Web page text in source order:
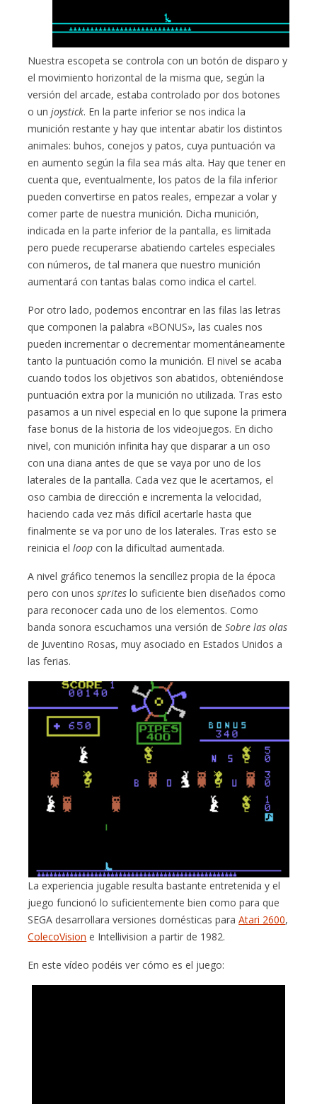
Nuestra escopeta se controla con un botón de disparo y
el movimiento horizontal de la misma que, según la
versión del arcade, estaba controlado por dos botones
o unjoystick. En la parte inferior se nos indica la
munición restante y hay que intentar abatir los distintos
animales: buhos, conejos y patos, cuya puntuación va
en aumento según la fila sea más alta. Hay que tener en
cuenta que, eventualmente, los patos de la fila inferior
pueden convertirse en patos reales, empezar a volar y
comer parte de nuestra munición. Dicha munición,
indicada en la parte inferior de la pantalla, es limitada
pero puede recuperarse abatiendo carteles especiales
con números, de tal manera que nuestro munición
aumentará con tantas balas como indica el cartel.
Por otro lado, podemos encontrar en las filas las letras
que componen la palabra «BONUS», las cuales nos
pueden incrementar o decrementar momentáneamente
tanto la puntuación como la munición. El nivel se acaba
cuando todos los objetivos son abatidos, obteniéndose
puntuación extra por la munición no utilizada. Tras esto
pasamos a un nivel especial en lo que supone la primera
fase bonus de la historia de los videojuegos. En dicho
nivel, con munición infinita hay que disparar a un oso
con una diana antes de que se vaya por uno de los
laterales de la pantalla. Cada vez que le acertamos, el
oso cambia de dirección e incrementa la velocidad,
haciendo cada vez más difícil acertarle hasta que
finalmente se va por uno de los laterales. Tras esto se
reinicia elloop con la dificultad aumentada.
A nivel gráfico tenemos la sencillez propia de la época
pero con unossprites lo suficiente bien diseñados como
para reconocer cada uno de los elementos. Como
banda sonora escuchamos una versión deSobre las olas
de Juventino Rosas, muy asociado en Estados Unidos a
las ferias.
La experiencia jugable resulta bastante entretenida y el
juego funcionó lo suficientemente bien como para que
SEGA desarrollara versiones domésticas paraAtari 2600,
ColecoVision e Intellivision a partir de 1982.
En este vídeo podéis ver cómo es el juego: